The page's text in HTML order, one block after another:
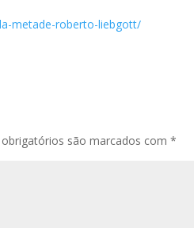
metade-roberto-liebgott/
obrigatórios são marcados com*